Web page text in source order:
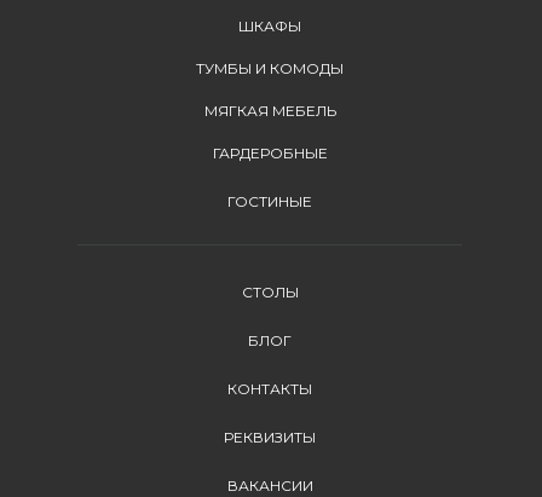
ШКАФЫ
ТУМБЫ И КОМОДЫ
МЯГКАЯ МЕБЕЛЬ
ГАРДЕРОБНЫЕ
ГОСТИНЫЕ
БЛОГ
КОНТАКТЫ
РЕКВИЗИТЫ
СТОЛЫ
ВАКАНСИИ